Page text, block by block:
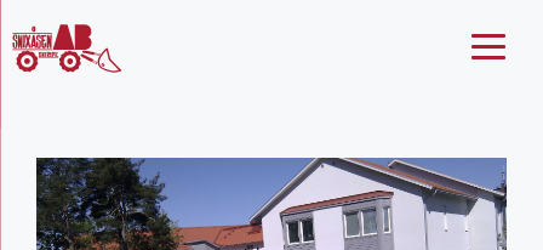
till
innehåll